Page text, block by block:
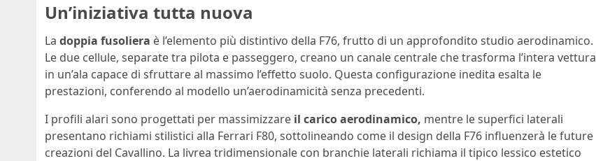
Un’iniziativa tutta nuova
La doppia fusoliera è l’elemento più distintivo della F76, frutto di un approfondito studio aerodinamico.
Le due cellule, separate tra pilota e passeggero, creano un canale centrale che trasforma l’intera vettura
in un’ala capace di sfruttare al massimo l’effetto suolo. Questa configurazione inedita esalta le
prestazioni, conferendo al modello un’aerodinamicità senza precedenti.
I profili alari sono progettati per massimizzare il carico aerodinamico, mentre le superfici laterali
presentano richiami stilistici alla Ferrari F80, sottolineando come il design della F76 influenzerà le future
creazioni del Cavallino. La livrea tridimensionale con branchie laterali richiama il tipico lessico estetico